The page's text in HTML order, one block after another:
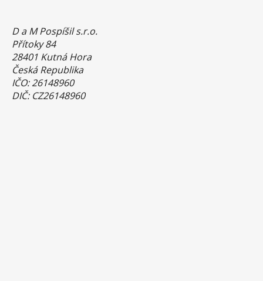
D a M Pospíšil s.r.o.
Přítoky 84
28401 Kutná Hora
Česká Republika
IČO: 26148960
DIČ: CZ26148960